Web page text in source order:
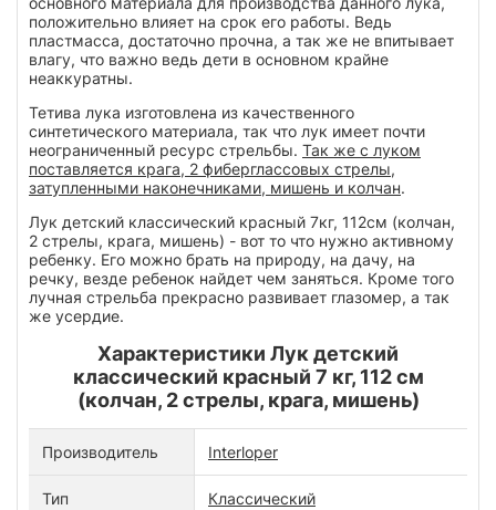
положительно влияет на срок его работы. Ведь
пластмасса, достаточно прочна, а так же не впитывает
влагу, что важно ведь дети в основном крайне
неаккуратны.
Тетива лука изготовлена из качественного
синтетического материала, так что лук имеет почти
неограниченный ресурс стрельбы. Так же с луком
поставляется крага, 2 фиберглассовых стрелы,
затупленными наконечниками, мишень и колчан.
Лук детский классический красный 7кг, 112см (колчан,
2 стрелы, крага, мишень) - вот то что нужно активному
ребенку. Его можно брать на природу, на дачу, на
речку, везде ребенок найдет чем заняться. Кроме того
лучная стрельба прекрасно развивает глазомер, а так
же усердие.
Характеристики Лук детский
классический красный 7 кг, 112 см
(колчан, 2 стрелы, крага, мишень)
Производитель Interloper
Тип Классический